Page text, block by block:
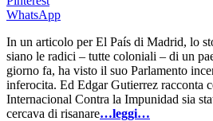
WhatsApp
In un articolo per El País di Madrid, lo
siano le radici – tutte coloniali – di un
giorno fa, ha visto il suo Parlamento
inferocita. Ed Edgar Gutierrez racconta
Internacional Contra la Impunidad sia
cercava di risanare…leggi…